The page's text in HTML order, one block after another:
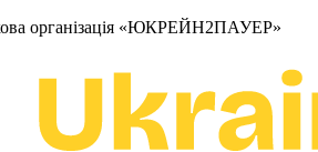
організація «ЮКРЕЙН2ПАУЕР»